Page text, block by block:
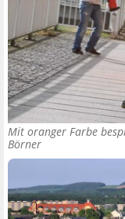
Mit oranger Farbe
Börner